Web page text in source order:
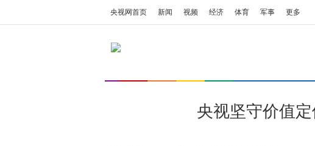
央视网首页 新闻 视频 经济 体育 军事 更多
央视坚守价值